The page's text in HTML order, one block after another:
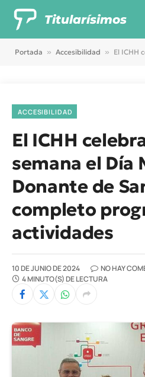
Titularísimos
Portada » Accesibilidad » El ICHH celebra esta
ACCESIBILIDAD
El ICHH
semana el Día
Donante de
completo
actividades
10 DE JUNIO DE 2024
NO HAY
4 MINUTO(S) DE LECTURA